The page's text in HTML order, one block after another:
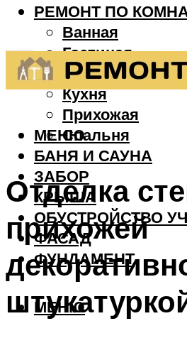
РЕМОНТ ПО
Ванная
Гостиная
Детская
Кухня
Прихожая
Спальня
БАНЯ И САУНА
ЗАБОР
КРЫША
ОБУСТРОЙСТВО
ФАСАД
ФУНДАМЕНТ
МЕНЮ
МЕНЮ
Отделка
прихожей